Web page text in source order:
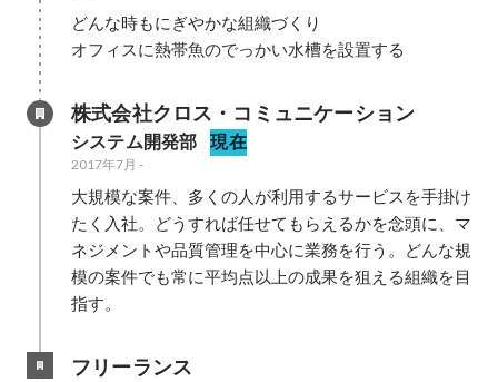
どんな時もにぎやかな組織づくり
オフィスに熱帯魚のでっかい水槽を設置する
株式会社クロス・コミュニケーション
システム開発部 現在
2017年7月 -
大規模な案件、多くの人が利用するサービスを手掛け
たく入社。どうすれば任せてもらえるかを念頭に、マ
ネジメントや品質管理を中心に業務を行う。どんな規
模の案件でも常に平均点以上の成果を狙える組織を目
指す。
フリーランス